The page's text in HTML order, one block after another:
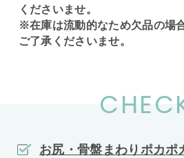
くださいませ。
※在庫は流動的なため欠品の場
ご了承くださいませ。
お尻・骨盤まわりポカポ